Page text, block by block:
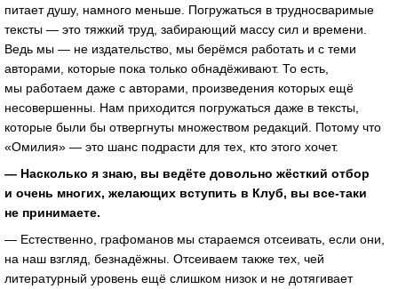
питает душу, намного меньше. Погружаться в трудносваримые
тексты — это тяжкий труд, забирающий массу сил и времени.
Ведь мы — не издательство, мы берёмся работать и с теми
авторами, которые пока только обнадёживают. То есть,
мы работаем даже с авторами, произведения которых ещё
несовершенны. Нам приходится погружаться даже в тексты,
которые были бы отвергнуты множеством редакций. Потому что
«Омилия» — это шанс подрасти для тех, кто этого хочет.
— Насколько я знаю, вы ведёте довольно жёсткий отбор
и очень многих, желающих вступить в Клуб, вы все-таки
не принимаете.
— Естественно, графоманов мы стараемся отсеивать, если они,
на наш взгляд, безнадёжны. Отсеиваем также тех, чей
литературный уровень ещё слишком низок и не дотягивает